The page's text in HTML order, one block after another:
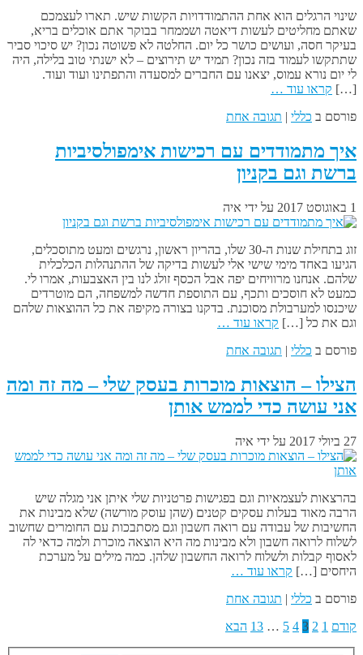
שינוי הרגלים הוא אחת ההתמודדויות הקשות שיש. תארו לעצמכם
שאתם מחליטים לעשות דיאטה ושממחר בבוקר אתם אוכלים בריא,
בעיקר חסה, ועושים כושר כל יום. החלטה לא פשוטה נכון? יש סיכוי סביר
שתתקשו לעמוד בזה נכון? תמיד יש תירוצים – לא ישנתי טוב בלילה, היה
לי יום נורא עמוס, יצאנו עם החברים למסעדה והתפתינו ועוד ועוד.
[…] קראו עוד …
פורסם ב כללי | תגובה אחת
איך מתמודדים עם רכישות אימפולסיביות
ברשת וגם בקניון
1 באוגוסט 2017 על ידי איה
זוג בתחילת שנות ה-30 שלו, בהריון ראשון, נרגשים ומעט מתוסכלים,
הגיעו באחד מימי שישי אלי לעשות בדיקה של ההתנהלות הכלכלית
שלהם. אנחנו מרוויחים יפה אבל הכסף זולג לנו בין האצבעות, אמרו לי.
כמעט לא חוסכים ותכף, עם התוספת חדשה למשפחה, הם מוטרדים
שיכנסו למערבולת מסוכנת. בדקנו בצורה מקיפה את כל ההוצאות שלהם
וגם את כל […] קראו עוד …
פורסם ב כללי | תגובה אחת
הצילו – הוצאות מוכרות בעסק שלי – מה זה ומה
אני עושה כדי לממש אותן
27 ביולי 2017 על ידי איה
בהרצאות לעצמאיות וגם בפגישות פרטניות שלי איתן אני מגלה שיש
הרבה מאוד בעלות עסקים קטנים (שהן עוסק מורשה) שלא מבינות את
החשיבות של עבודה עם רואה חשבון וגם מסתבכות עם החומרים שחשוב
לשלוח לרואה חשבון ולא מבינות מה היא הוצאה מוכרת ולמה כדאי לה
לאסוף קבלות ולשלוח לרואה החשבון שלהן. כמה מילים על מערכת
היחסים […] קראו עוד …
פורסם ב כללי | תגובה אחת
קודם 1
2
3
4
5
…
13 הבא